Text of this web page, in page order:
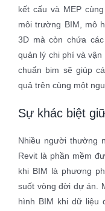
kết cấu và MEP
môi trường BIM, mô
3D mà còn chứa
quản lý chi phí và
chuẩn bim sẽ giúp
quả trên cùng một
Sự khác biệt
Nhiều người thường
Revit là phần mềm
khi BIM là phương
suốt vòng đời dự án.
hình BIM khi dữ liệu